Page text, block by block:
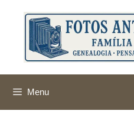
conteúdo
Menu